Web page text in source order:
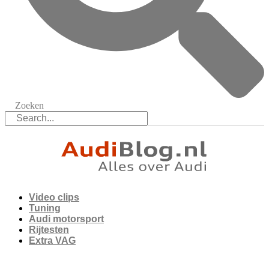
Zoeken
Video clips
Tuning
Audi motorsport
Rijtesten
Extra VAG